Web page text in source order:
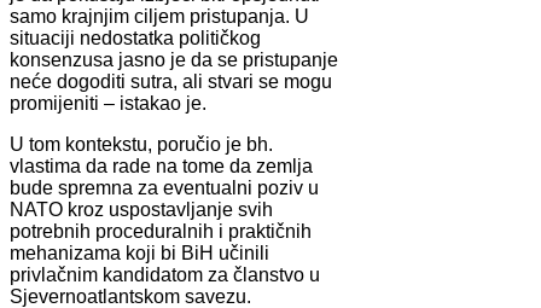
samo krajnjim ciljem pristupanja. U
situaciji nedostatka političkog
konsenzusa jasno je da se pristupanje
neće dogoditi sutra, ali stvari se mogu
promijeniti – istakao je.
U tom kontekstu, poručio je bh.
vlastima da rade na tome da zemlja
bude spremna za eventualni poziv u
NATO kroz uspostavljanje svih
potrebnih proceduralnih i praktičnih
mehanizama koji bi BiH učinili
privlačnim kandidatom za članstvo u
Sjevernoatlantskom savezu.